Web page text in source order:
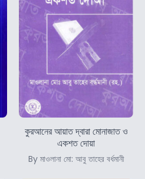
কুরআনের আয়াত দ্বারা মোনাজাত ও
একশত দোয়া
By মাওলানা মো: আবু তাহের বর্ধমানী